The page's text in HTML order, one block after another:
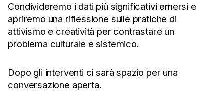
Condivideremo i dati più significativi emersi e
apriremo una riflessione sulle pratiche di
attivismo e creatività per contrastare un
problema culturale e sistemico.
Dopo gli interventi ci sarà spazio per una
conversazione aperta.